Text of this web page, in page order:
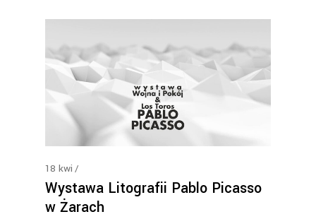
18 kwi
Wystawa Litografii Pablo Picasso
w Żarach